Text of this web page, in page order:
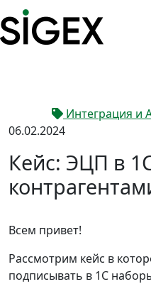
Интеграция и
06.02.2024
Кейс: ЭЦП в
Всем привет!
Рассмотрим кейс в
подписывать в 1С